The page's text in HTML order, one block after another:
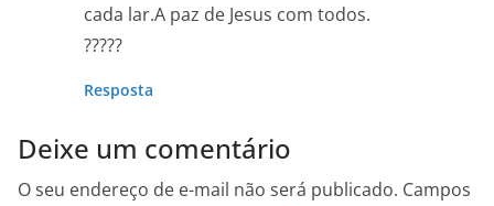
cada lar.A paz de Jesus com todos.
?????
Resposta
Deixe um comentário
O seu endereço de e-mail não será publicado. Campos